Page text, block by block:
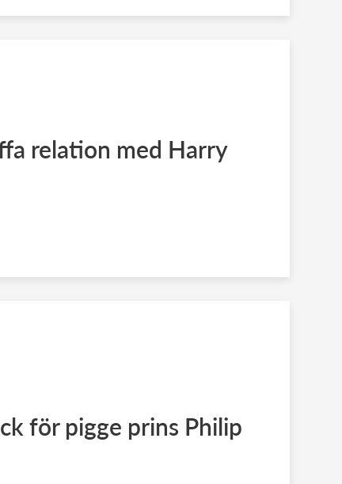
relation med Harry
för pigge prins Philip